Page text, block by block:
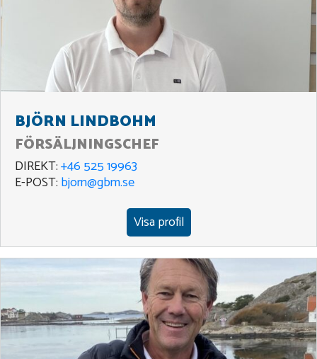
BJÖRN LINDBOHM
FÖRSÄLJNINGSCHEF
DIREKT:+46 525 19963
E-POST: bjorn@gbm.se
Visa profil